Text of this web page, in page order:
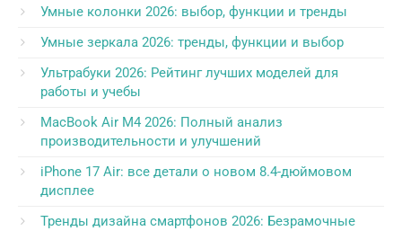
Умные колонки 2026: выбор, функции и тренды
Умные зеркала 2026: тренды, функции и выбор
Ультрабуки 2026: Рейтинг лучших моделей для
работы и учебы
MacBook Air M4 2026: Полный анализ
производительности и улучшений
iPhone 17 Air: все детали о новом 8.4-дюймовом
дисплее
Тренды дизайна смартфонов 2026: Безрамочные